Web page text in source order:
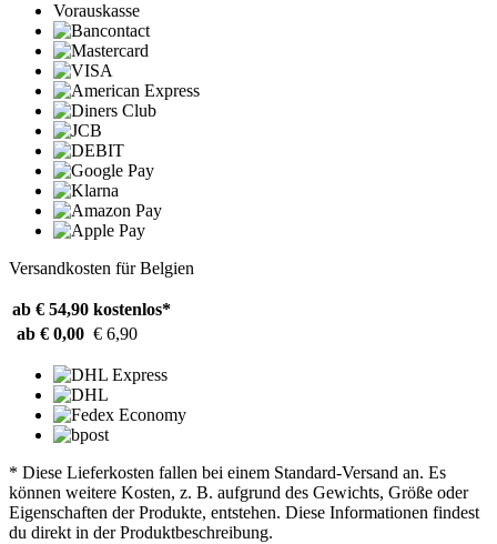
Vorauskasse
Versandkosten für Belgien
ab € 54,90 kostenlos*
ab € 0,00 € 6,90
* Diese Lieferkosten fallen bei einem Standard-Versand an. Es
können weitere Kosten, z. B. aufgrund des Gewichts, Größe oder
Eigenschaften der Produkte, entstehen. Diese Informationen findest
du direkt in der Produktbeschreibung.